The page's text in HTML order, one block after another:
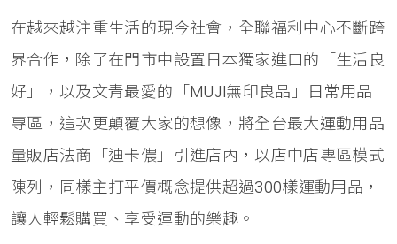
在越來越注重生活的現今社會，全聯福利中心不斷跨
界合作，除了在門市中設置日本獨家進口的「生活良
好」，以及文青最愛的「MUJI無印良品」日常用品
專區，這次更顛覆大家的想像，將全台最大運動用品
量販店法商「迪卡儂」引進店內，以店中店專區模式
陳列，同樣主打平價概念提供超過300樣運動用品，
讓人輕鬆購買、享受運動的樂趣。